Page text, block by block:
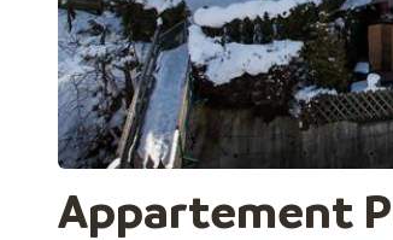
Appartement